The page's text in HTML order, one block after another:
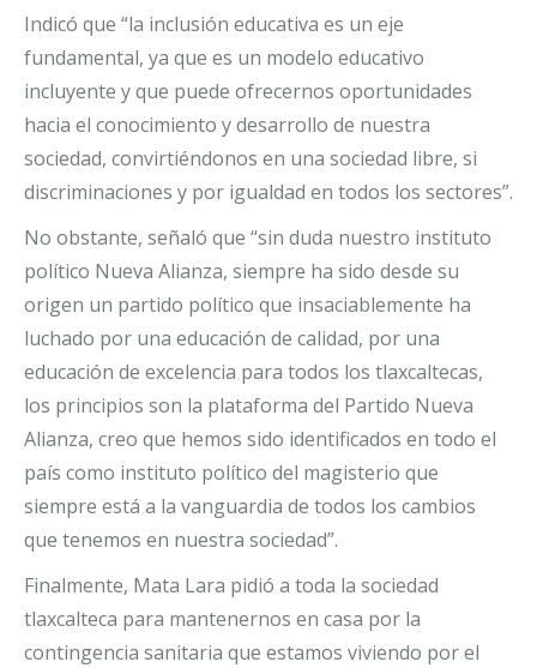
Indicó que “la inclusión educativa es un eje
fundamental, ya que es un modelo educativo
incluyente y que puede ofrecernos oportunidades
hacia el conocimiento y desarrollo de nuestra
sociedad, convirtiéndonos en una sociedad libre, si
discriminaciones y por igualdad en todos los sectores”.
No obstante, señaló que “sin duda nuestro instituto
político Nueva Alianza, siempre ha sido desde su
origen un partido político que insaciablemente ha
luchado por una educación de calidad, por una
educación de excelencia para todos los tlaxcaltecas,
los principios son la plataforma del Partido Nueva
Alianza, creo que hemos sido identificados en todo el
país como instituto político del magisterio que
siempre está a la vanguardia de todos los cambios
que tenemos en nuestra sociedad”.
Finalmente, Mata Lara pidió a toda la sociedad
tlaxcalteca para mantenernos en casa por la
contingencia sanitaria que estamos viviendo por el